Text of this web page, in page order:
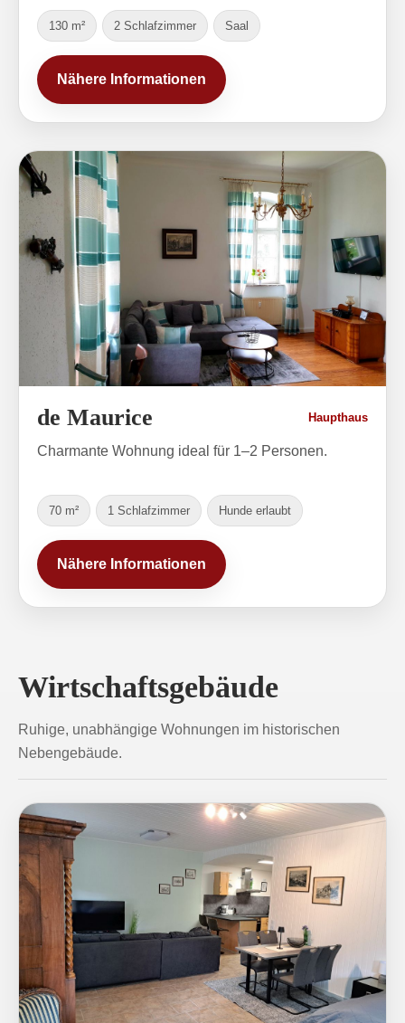
130 m² 2 Schlafzimmer Saal
Nähere Informationen
de Maurice Haupthaus
Charmante Wohnung ideal für 1–2 Personen.
70 m² 1 Schlafzimmer Hunde erlaubt
Nähere Informationen
Wirtschaftsgebäude
Ruhige, unabhängige Wohnungen im historischen
Nebengebäude.